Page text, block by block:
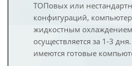
ТОПовых или
конфигураций,
жидкостным охлаждением
осуществляется за 1-3
имеются готовые